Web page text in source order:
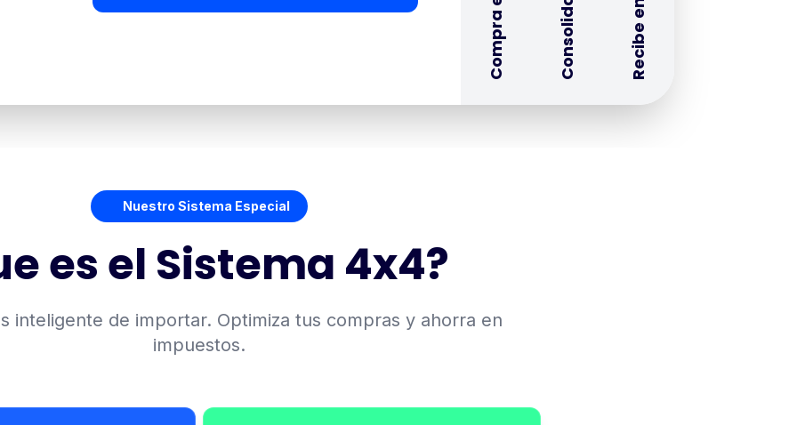
Nuestro Sistema Especial
es el Sistema 4x4?
inteligente de importar. Optimiza tus compras y ahorra en
impuestos.